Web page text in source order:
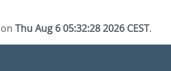
onThu Aug 6 05:32:28 2026 CEST.